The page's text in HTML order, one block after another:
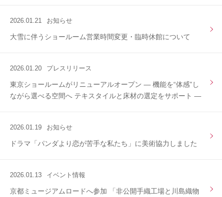
2026.01.21 お知らせ
大雪に伴うショールーム営業時間変更・臨時休館について
2026.01.20 プレスリリース
東京ショールームがリニューアルオープン ― 機能を“体感”し
ながら選べる空間へ テキスタイルと床材の選定をサポート ―
2026.01.19 お知らせ
ドラマ「パンダより恋が苦⼿な私たち」に美術協力しました
2026.01.13 イベント情報
京都ミュージアムロードへ参加 「非公開手織工場と川島織物